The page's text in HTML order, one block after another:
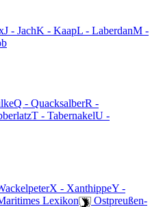
J - JachK - KaapL - LaberdanM -
Q - QuacksalberR -
T - TabernakelU -
X - XanthippeY -
Lexikon
️ Ostpreußen-